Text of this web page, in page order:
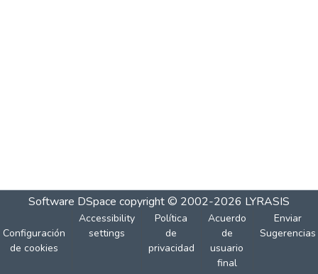
Software DSpace copyright © 2002-2026 LYRASIS
Configuración
de cookies
Accessibility
settings
Política
de
privacidad
Acuerdo
de
usuario
final
Enviar
Sugerencias